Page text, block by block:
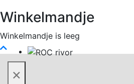
Winkelmandje
Winkelmandje is leeg
×